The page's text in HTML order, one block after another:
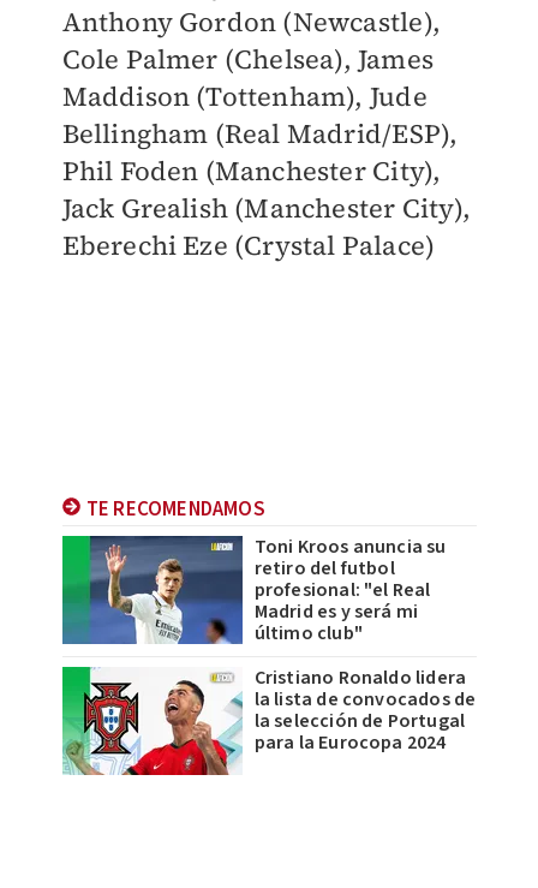
Anthony Gordon (Newcastle),
Cole Palmer (Chelsea), James
Maddison (Tottenham), Jude
Bellingham (Real Madrid/ESP),
Phil Foden (Manchester City),
Jack Grealish (Manchester City),
Eberechi Eze (Crystal Palace)
TE RECOMENDAMOS
Toni Kroos anuncia su
retiro del futbol
profesional: "el Real
Madrid es y será mi
último club"
Cristiano Ronaldo lidera
la lista de convocados de
la selección de Portugal
para la Eurocopa 2024